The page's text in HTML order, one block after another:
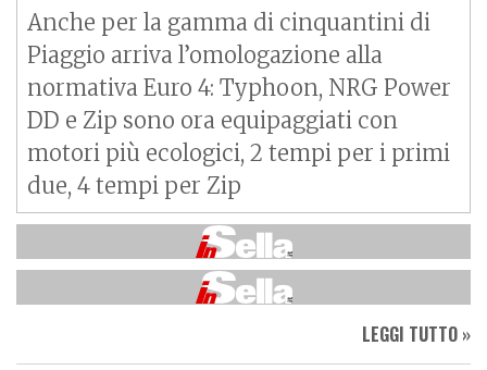
Anche per la gamma di cinquantini di
Piaggio arriva l’omologazione alla
normativa Euro 4: Typhoon, NRG Power
DD e Zip sono ora equipaggiati con
motori più ecologici, 2 tempi per i primi
due, 4 tempi per Zip
LEGGI TUTTO »